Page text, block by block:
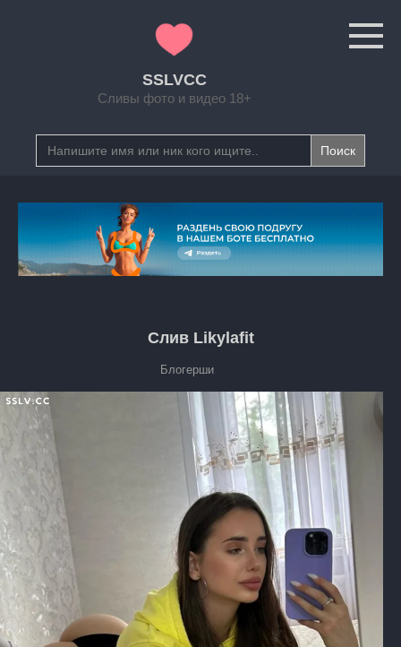
SSLVCC
Сливы фото и видео 18+
Search
for:
Слив Likylafit
Блогерши